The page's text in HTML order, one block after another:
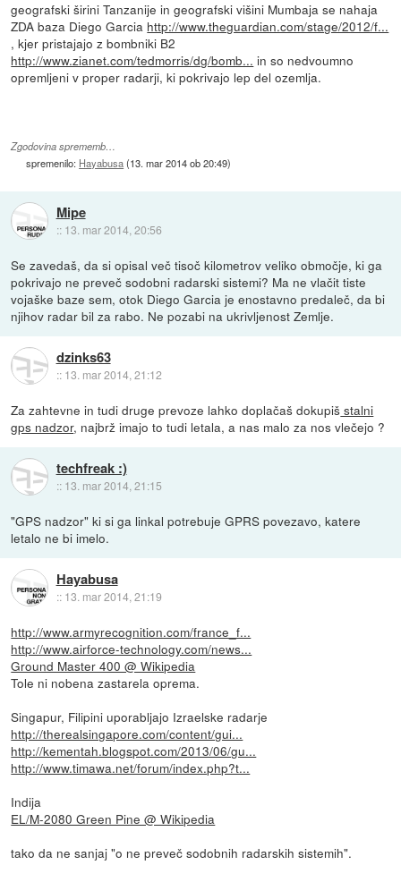
geografski širini Tanzanije in geografski višini Mumbaja se nahaja
ZDA baza Diego Garcia http://www.theguardian.com/stage/2012/f...
, kjer pristajajo z bombniki B2
http://www.zianet.com/tedmorris/dg/bomb... in so nedvoumno
opremljeni v proper radarji, ki pokrivajo lep del ozemlja.
Zgodovina sprememb…
spremenilo: Hayabusa(13. mar 2014 ob 20:49)
Mipe
:: 13. mar 2014, 20:56
Se zavedaš, da si opisal več tisoč kilometrov veliko območje, ki ga
pokrivajo ne preveč sodobni radarski sistemi? Ma ne vlačit tiste
vojaške baze sem, otok Diego Garcia je enostavno predaleč, da bi
njihov radar bil za rabo. Ne pozabi na ukrivljenost Zemlje.
dzinks63
:: 13. mar 2014, 21:12
Za zahtevne in tudi druge prevoze lahko doplačaš dokupiš stalni
gps nadzor, najbrž imajo to tudi letala, a nas malo za nos vlečejo ?
techfreak :)
:: 13. mar 2014, 21:15
"GPS nadzor" ki si ga linkal potrebuje GPRS povezavo, katere
letalo ne bi imelo.
Hayabusa
:: 13. mar 2014, 21:19
http://www.armyrecognition.com/france_f...
http://www.airforce-technology.com/news...
Ground Master 400 @ Wikipedia
Tole ni nobena zastarela oprema.
Singapur, Filipini uporabljajo Izraelske radarje
http://therealsingapore.com/content/gui...
http://kementah.blogspot.com/2013/06/gu...
http://www.timawa.net/forum/index.php?t...
Indija
EL/M-2080 Green Pine @ Wikipedia
tako da ne sanjaj "o ne preveč sodobnih radarskih sistemih".